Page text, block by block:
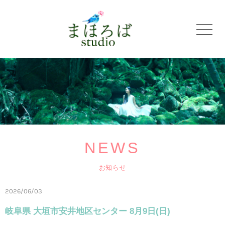
NEWS
お知らせ
2026/06/03
岐阜県 大垣市安井地区センター 8月9日(日)